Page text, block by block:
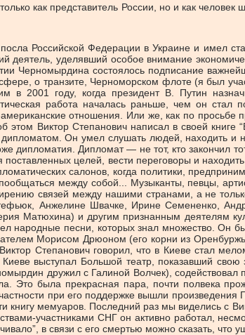
как представитель России, но и как человек
Российской Федерации в Украине и имел
деятель, уделявший особое внимание
Черномырдина состоялось подписание
о транзите, Черноморском флоте (я был
в 2001 году, когда президент В. Путин
работа началась раньше, чем он стал
отношения. Или же, как по
Виктор Степанович написал в своей книге
Он умел слушать людей, находить и
дипломатия. Дипломат — не тот, кто закончил
целей, вести переговоры и
салонов, когда политики,
между собой... Музыканты, певцы,
связей между нашими странами, а не
Анжелине Швачке, Ирине Семененко,
Матюхина) и другим признанным деятелям
народные песни, которых знал множество. Он
Морисом Дрюоном (его корни из
Степанович говорил, что в Киеве стал
выступал Большой театр, показавший свою
дружил с Галиной Волчек), содействовал
Это была прекрасная пара, почти полвека
при его поддержке вышли произведения
мемуаров. Последний раз мы виделись с
участниками СНГ он активно работал,
в связи с его смертью можно сказать, что